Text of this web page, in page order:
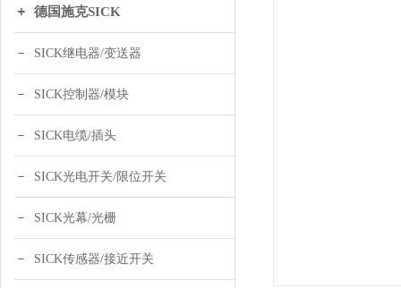
德国施克SICK
SICK继电器/变送器
SICK控制器/模块
SICK电缆/插头
SICK光电开关/限位开关
SICK光幕/光栅
SICK传感器/接近开关